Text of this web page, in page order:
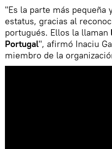
"Es la parte más pequeña
estatus, gracias al
portugués. Ellos la llaman
Portugal", afirmó Inaciu
miembro de la